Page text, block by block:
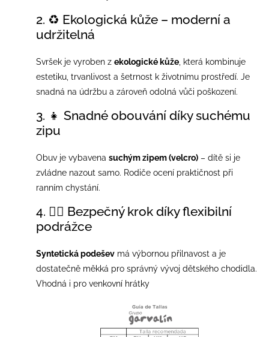
2. ♻️ Ekologická kůže – moderní a
udržitelná
Svršek je vyroben z ekologické kůže , která kombinuje
estetiku, trvanlivost a šetrnost k životnímu prostředí. Je
snadná na údržbu a zároveň odolná vůči poškození.
3. 👧 Snadné obouvání díky suchému
zipu
Obuv je vybavena suchým zipem (velcro) – dítě si je
zvládne nazout samo. Rodiče ocení praktičnost při
ranním chystání.
4. 🏃‍♀️ Bezpečný krok díky flexibilní
podrážce
Syntetická podešev má výbornou přilnavost a je
dostatečně měkká pro správný vývoj dětského chodidla.
Vhodná i pro venkovní hrátky